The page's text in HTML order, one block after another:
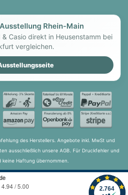
Rhein-Main
& Casio direkt in Heusenstamm bei
vergleichen.
des Herstellers. Angebote inkl. MwSt und
ausschließlich unsere AGB. Für Druckfehler und
keine Haftung übernommen.